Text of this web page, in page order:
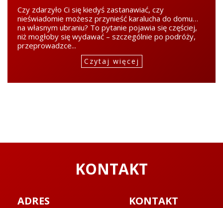
Czy zdarzyło Ci się kiedyś zastanawiać, czy
nieświadomie możesz przynieść karalucha do domu…
na własnym ubraniu? To pytanie pojawia się częściej,
niż mogłoby się wydawać – szczególnie po podróży,
przeprowadzce...
Czytaj więcej
KONTAKT
ADRES KONTAKT